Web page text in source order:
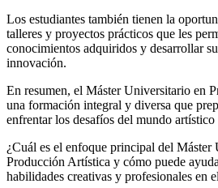
Los estudiantes también tienen la
talleres y proyectos prácticos que les
conocimientos adquiridos y desarrollar
innovación.
En resumen, el Máster Universitario en
una formación integral y diversa que
enfrentar los desafíos del mundo artístico
¿Cuál es el enfoque principal del Máster
Producción Artística y cómo puede
habilidades creativas y profesionales en